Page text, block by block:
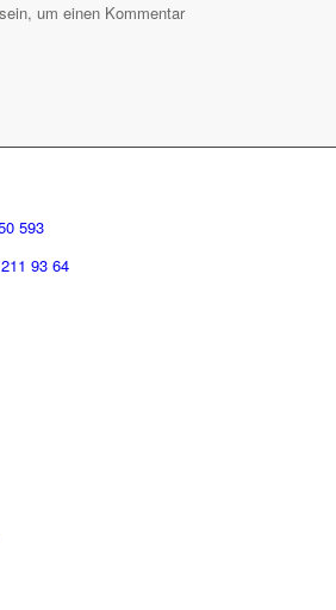
um einen Kommentar
593
93 64